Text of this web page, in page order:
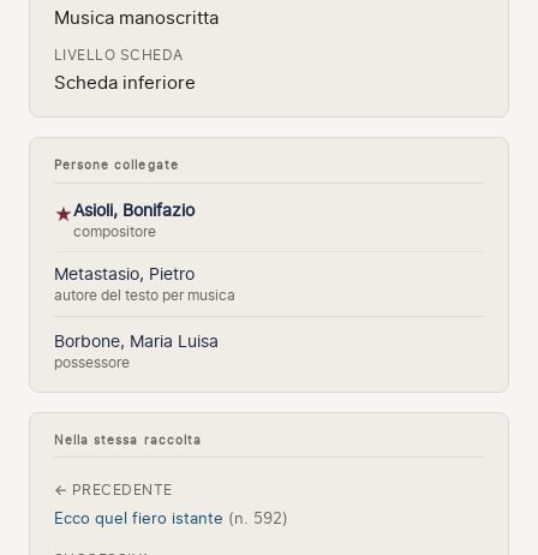
Musica manoscritta
LIVELLO SCHEDA
Scheda inferiore
Persone collegate
★Asioli, Bonifazio
compositore
Metastasio, Pietro
autore del testo per musica
Borbone, Maria Luisa
possessore
Nella stessa raccolta
← PRECEDENTE
Ecco quel fiero istante (n. 592)